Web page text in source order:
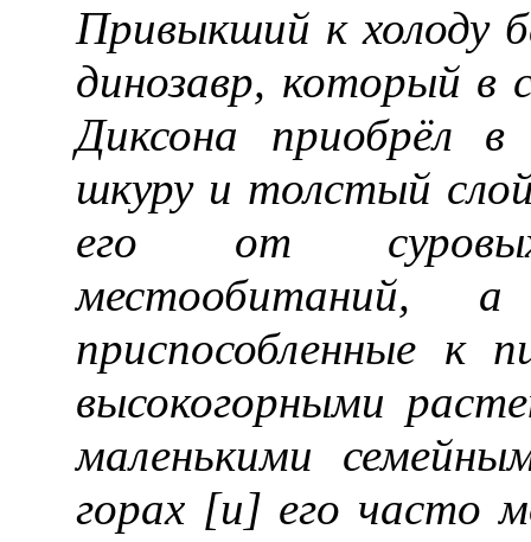
Привыкший к холоду
динозавр, который в
Диксона приобрёл
шкуру и толстый
его от суровых
приспособленные к
высокогорными
маленькими
горах [и] его часто